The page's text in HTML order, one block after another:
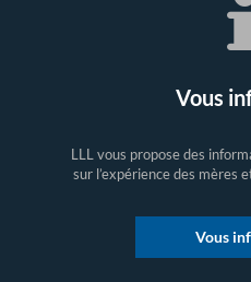
Vous
LLL vous propose des
sur l’expérience des mères
Vous